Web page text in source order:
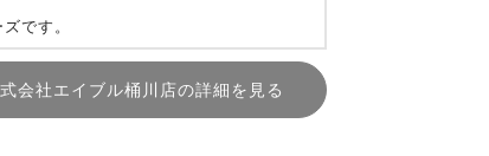
です。
会社エイブル桶川店の詳細を見る